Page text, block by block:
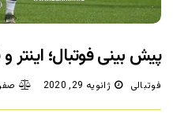
پیش بینی فوتبال؛ اینتر و
فوتبالی ژانویه 29, 2020